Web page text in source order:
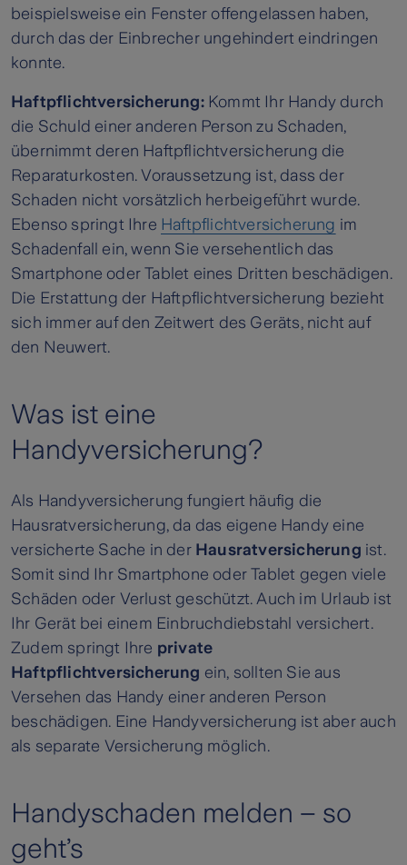
beispielsweise ein Fenster offengelassen haben,
durch das der Einbrecher ungehindert eindringen
konnte.
Haftpflichtversicherung:Kommt Ihr Handy durch
die Schuld einer anderen Person zu Schaden,
übernimmt deren Haftpflichtversicherung die
Reparaturkosten. Voraussetzung ist, dass der
Schaden nicht vorsätzlich herbeigeführt wurde.
Ebenso springt Ihre Haftpflichtversicherung im
Schadenfall ein, wenn Sie versehentlich das
Smartphone oder Tablet eines Dritten beschädigen.
Die Erstattung der Haftpflichtversicherung bezieht
sich immer auf den Zeitwert des Geräts, nicht auf
den Neuwert.
Was ist eine
Handyversicherung?
Als Handyversicherung fungiert häufig die
Hausratversicherung, da das eigene Handy eine
versicherte Sache in der Hausratversicherung ist.
Somit sind Ihr Smartphone oder Tablet gegen viele
Schäden oder Verlust geschützt. Auch im Urlaub ist
Ihr Gerät bei einem Einbruchdiebstahl versichert.
Zudem springt Ihre private
Haftpflichtversicherung ein, sollten Sie aus
Versehen das Handy einer anderen Person
beschädigen. Eine Handyversicherung ist aber auch
als separate Versicherung möglich.
Handyschaden melden – so
geht’s